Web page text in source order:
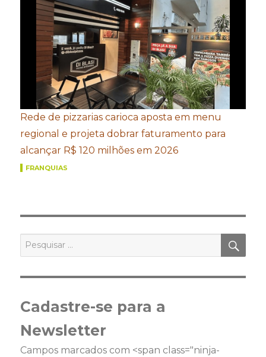
Rede de pizzarias carioca aposta em menu
regional e projeta dobrar faturamento para
alcançar R$ 120 milhões em 2026
FRANQUIAS
Pesquisar
por:
Cadastre-se para a
Newsletter
Campos marcados com <span class="ninja-